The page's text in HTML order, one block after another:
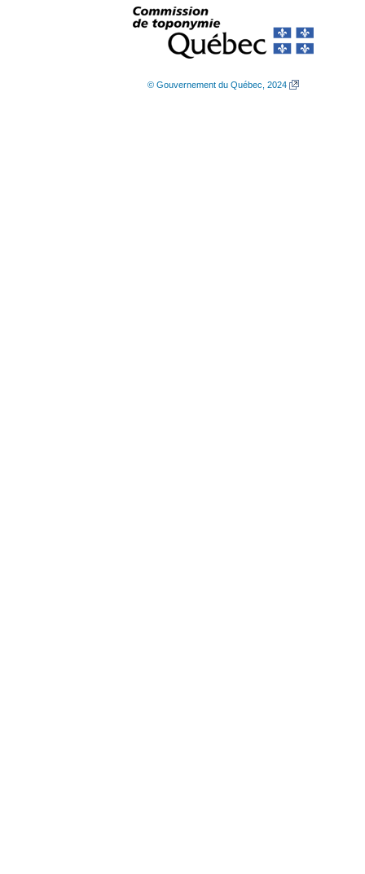
© Gouvernement du Québec, 2024